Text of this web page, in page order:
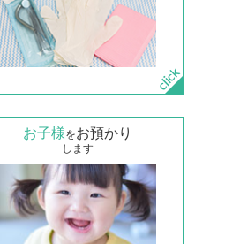
お子様をお預かり
します